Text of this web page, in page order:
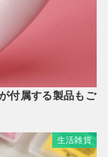
付属する製品もご
生活雑貨